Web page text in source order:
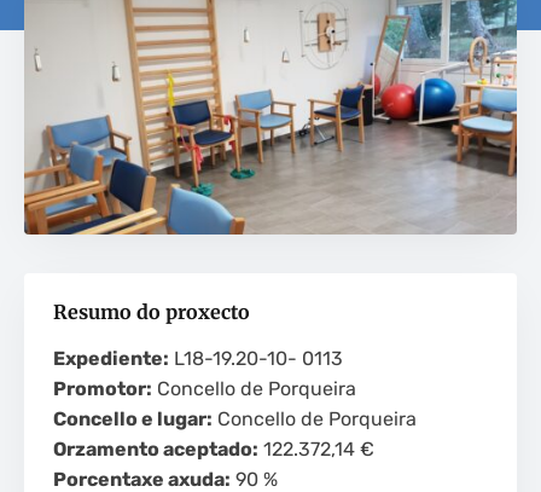
Resumo do proxecto
Expediente: L18-19.20-10- 0113
Promotor: Concello de Porqueira
Concello e lugar: Concello de Porqueira
Orzamento aceptado: 122.372,14 €
Porcentaxe axuda: 90 %